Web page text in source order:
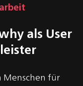
als User
Menschen für